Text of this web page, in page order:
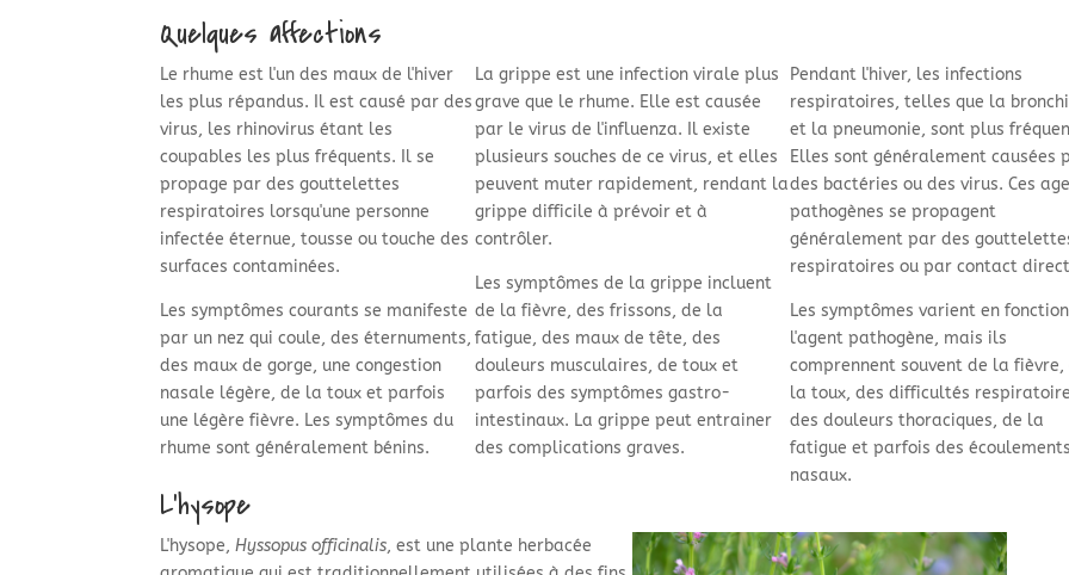
Quelques affections
Le rhume est l'un des maux de l'hiver
les plus répandus. Il est causé par des
virus, les rhinovirus étant les
coupables les plus fréquents. Il se
propage par des gouttelettes
respiratoires lorsqu'une personne
infectée éternue, tousse ou touche des
surfaces contaminées.
Les symptômes courants se manifeste
par un nez qui coule, des éternuments,
des maux de gorge, une congestion
nasale légère, de la toux et parfois
une légère fièvre. Les symptômes du
rhume sont généralement bénins.
La grippe est une infection virale plus
grave que le rhume. Elle est causée
par le virus de l'influenza. Il existe
plusieurs souches de ce virus, et elles
peuvent muter rapidement, rendant la
grippe difficile à prévoir et à
contrôler.
Les symptômes de la grippe incluent
de la fièvre, des frissons, de la
fatigue, des maux de tête, des
douleurs musculaires, de toux et
parfois des symptômes gastro-
intestinaux. La grippe peut entrainer
des complications graves.
Pendant l'hiver, les infections
respiratoires, telles que la
et la pneumonie, sont plus
Elles sont généralement causées
des bactéries ou des virus. Ces
pathogènes se propagent
généralement par des
respiratoires ou par contact
Les symptômes varient en
l'agent pathogène, mais ils
comprennent souvent de la fièvre,
la toux, des difficultés
des douleurs thoraciques, de la
fatigue et parfois des écoulements
nasaux.
L'hysope
L'hysope,Hyssopus officinalis, est une plante herbacée